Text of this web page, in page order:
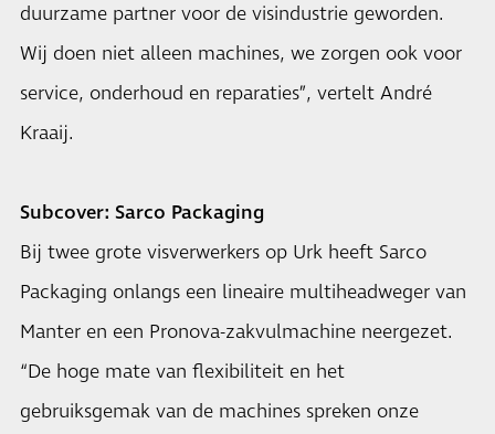
duurzame partner voor de visindustrie geworden.
Wij doen niet alleen machines, we zorgen ook voor
service, onderhoud en reparaties”, vertelt André
Kraaij.
Subcover: Sarco Packaging
Bij twee grote visverwerkers op Urk heeft Sarco
Packaging onlangs een lineaire multiheadweger van
Manter en een Pronova-zakvulmachine neergezet.
“De hoge mate van flexibiliteit en het
gebruiksgemak van de machines spreken onze